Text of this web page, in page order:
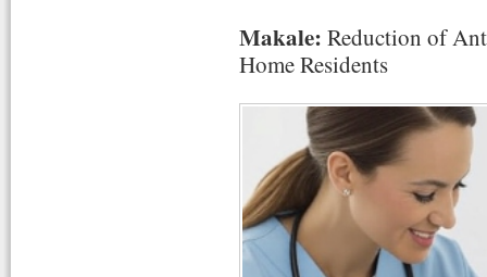
Makale: Reduction of
Home Residents